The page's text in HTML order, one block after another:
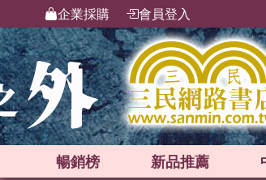
企業採購 會員登入
暢銷榜 新品推薦